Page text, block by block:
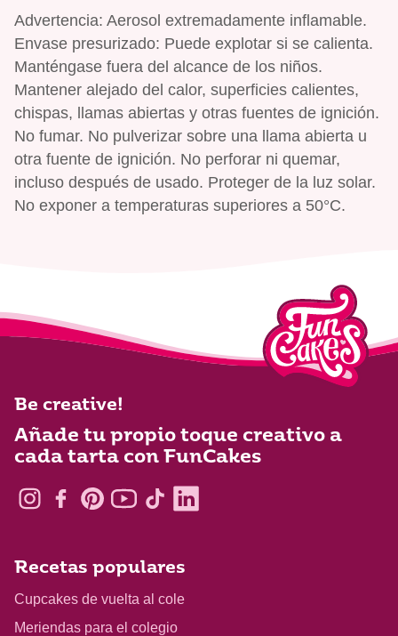
Advertencia: Aerosol extremadamente inflamable.
Envase presurizado: Puede explotar si se calienta.
Manténgase fuera del alcance de los niños.
Mantener alejado del calor, superficies calientes,
chispas, llamas abiertas y otras fuentes de ignición.
No fumar. No pulverizar sobre una llama abierta u
otra fuente de ignición. No perforar ni quemar,
incluso después de usado. Proteger de la luz solar.
No exponer a temperaturas superiores a 50°C.
Be creative!
Añade tu propio toque creativo a
cada tarta con FunCakes
Recetas populares
Cupcakes de vuelta al cole
Meriendas para el colegio